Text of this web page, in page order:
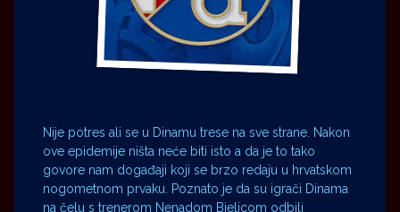
Miroslav Šantek
Nije potres ali se u Dinamu trese na sve strane. Nakon
ove epidemije ništa neće biti isto a da je to tako
govore nam događaji koji se brzo redaju u hrvatskom
nogometnom prvaku. Poznato je da su igrači Dinama
na čelu s trenerom Nenadom Bjelicom odbili